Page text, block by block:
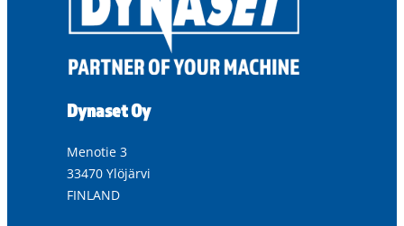
Dynaset Oy
Menotie 3
33470 Ylöjärvi
FINLAND